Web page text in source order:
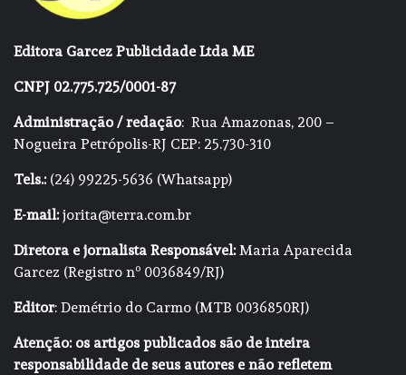
Editora Garcez Publicidade Ltda ME
CNPJ 02.775.725/0001-87
Administração / redação: Rua Amazonas, 200 –
Nogueira Petrópolis-RJ CEP: 25.730-310
Tels.:(24) 99225-5636 (Whatsapp)
E-mail:jorita@terra.com.br
Diretora e jornalista Responsável:Maria Aparecida
Garcez (Registro nº 0036849/RJ)
Editor: Demétrio do Carmo (MTB 0036850RJ)
Atenção: os artigos publicados são de inteira
responsabilidade de seus autores e não refletem